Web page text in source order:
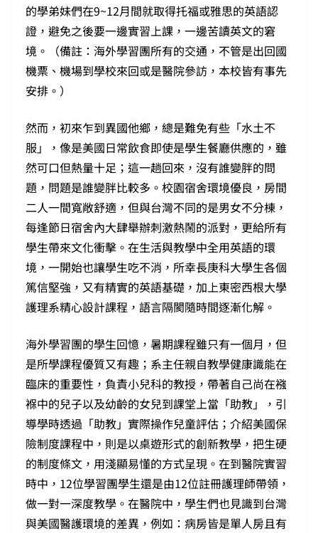
的學弟妹們在9~12月間就取得托福或雅思的英語認
證，避免之後要一邊實習上課，一邊苦讀英文的窘
境。（備註：海外學習團所有的交通，不管是出回國
機票、機場到學校來回或是醫院參訪，本校皆有事先
安排。）
然而，初來乍到異國他鄉，總是難免有些「水土不
服」，像是美國日常飲食即使是學生餐廳供應的，雖
然可口但熱量十足；這一趟回來，沒有誰變胖的問
題，問題是誰變胖比較多。校園宿舍環境優良，房間
二人一間寬敞舒適，但與台灣不同的是男女不分棟，
每逢節日宿舍內大肆舉辦刺激熱鬧的派對，更給所有
學生帶來文化衝擊。在生活與教學中全用英語的環
境，一開始也讓學生吃不消，所幸長庚科大學生各個
篤信堅強，又有精實的英語基礎，加上東密西根大學
護理系精心設計課程，語言隔閡隨時間逐漸化解。
海外學習團的學生回憶，暑期課程雖只有一個月，但
是所學課程優質又有趣；系主任親自教學健康識能在
臨床的重要性，負責小兒科的教授，帶著自己尚在襁
褓中的兒子以及幼齡的女兒到課堂上當「助教」，引
導學時透過「助教」實際操作兒童評估；介紹美國保
險制度課程中，則是以桌遊形式的創新教學，把生硬
的制度條文，用淺顯易懂的方式呈現。在到醫院實習
時中，12位學習團學生還是由12位註冊護理師帶領，
做一對一深度教學。在醫院中，學生們也見識到台灣
與美國醫護環境的差異，例如：病房皆是單人房且有